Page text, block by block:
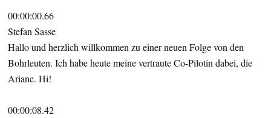
00:00:00.66
Stefan Sasse
Hallo und herzlich willkommen zu einer neuen Folge von den
Bohrleuten. Ich habe heute meine vertraute Co-Pilotin dabei, die
Ariane. Hi!
00:00:08.42